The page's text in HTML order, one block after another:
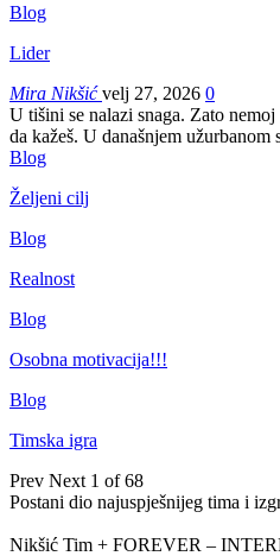
Blog
Lider
Mira Nikšićvelj 27, 2026 0
U tišini se nalazi snaga. Zato
da kažeš. U današnjem užurbanom
Blog
Željeni cilj
Blog
Realnost
Blog
Osobna motivacija!!!
Blog
Timska igra
Prev Next 1 of 68
Postani dio najuspješnijeg tima i
Nikšić Tim + FOREVER –